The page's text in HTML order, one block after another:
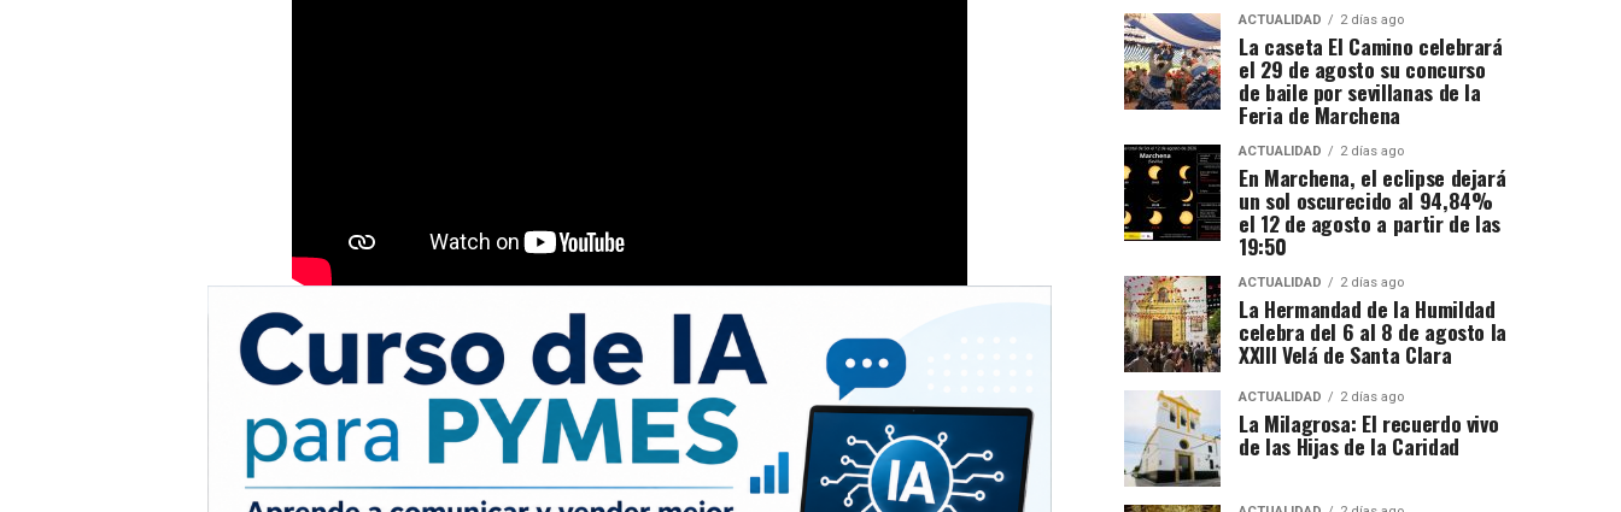
ACTUALIDAD 2 días ago
La caseta El Camino celebrará
el 29 de agosto su concurso
de baile por sevillanas de la
Feria de Marchena
ACTUALIDAD 2 días ago
En Marchena, el eclipse dejará
un sol oscurecido al 94,84%
el 12 de agosto a partir de las
19:50
ACTUALIDAD 2 días ago
La Hermandad de la Humildad
celebra del 6 al 8 de agosto la
XXIII Velá de Santa Clara
ACTUALIDAD 2 días ago
La Milagrosa: El recuerdo vivo
de las Hijas de la Caridad